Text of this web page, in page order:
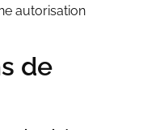
autorisation
de